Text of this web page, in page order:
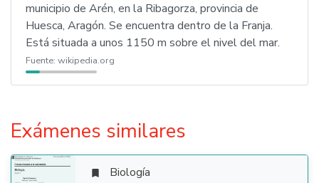
municipio de Arén, en la Ribagorza, provincia de
Huesca, Aragón. Se encuentra dentro de la Franja.
Está situada a unos 1150 m sobre el nivel del mar.
Fuente: wikipedia.org
Exámenes similares
 Biología